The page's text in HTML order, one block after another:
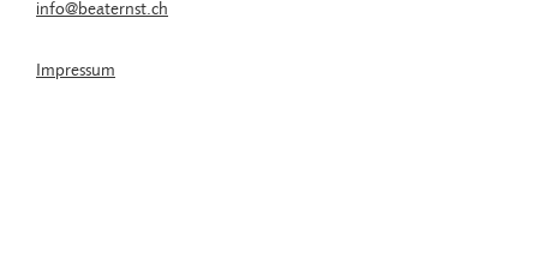
info@beaternst.ch
Impressum